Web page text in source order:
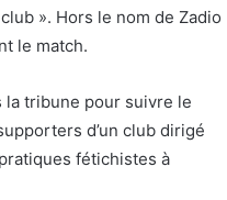
». Hors le nom de Zadio
le match.
la tribune pour suivre le
d’un club dirigé
fétichistes à